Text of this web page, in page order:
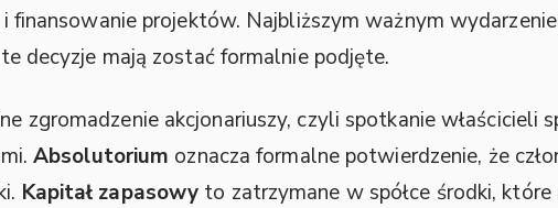
finansowanie projektów. Najbliższym ważnym
decyzje mają zostać formalnie podjęte.
zgromadzenie akcjonariuszy, czyli spotkanie właścicieli
Absolutorium oznacza formalne potwierdzenie, że
Kapitał zapasowy to zatrzymane w spółce środki,